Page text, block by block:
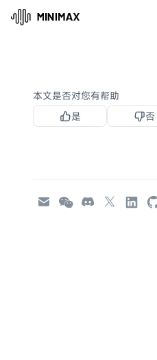
文档中心 账户管理
本文是否对您有帮助
是
否